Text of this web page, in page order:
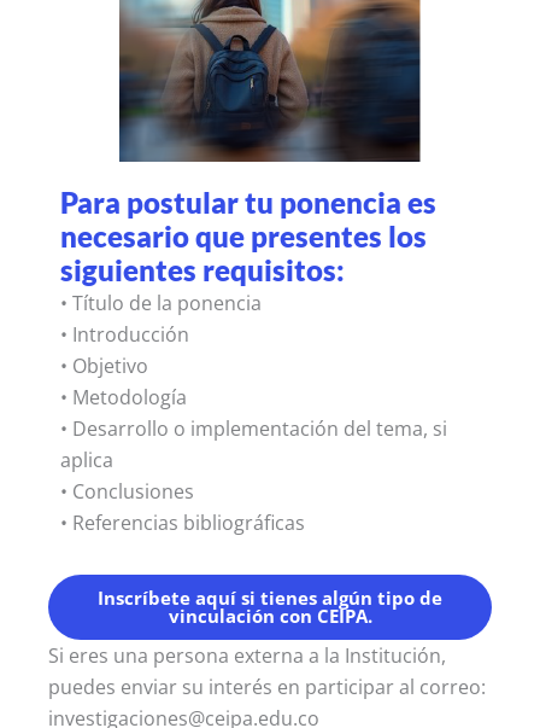
Para postular tu ponencia es
necesario que presentes los
siguientes requisitos:
• Título de la ponencia
• Introducción
• Objetivo
• Metodología
• Desarrollo o implementación del tema, si
aplica
• Conclusiones
• Referencias bibliográficas
Inscríbete aquí si tienes algún tipo de
vinculación con CEIPA.
Si eres una persona externa a la Institución,
puedes enviar su interés en participar al correo:
investigaciones@ceipa.edu.co